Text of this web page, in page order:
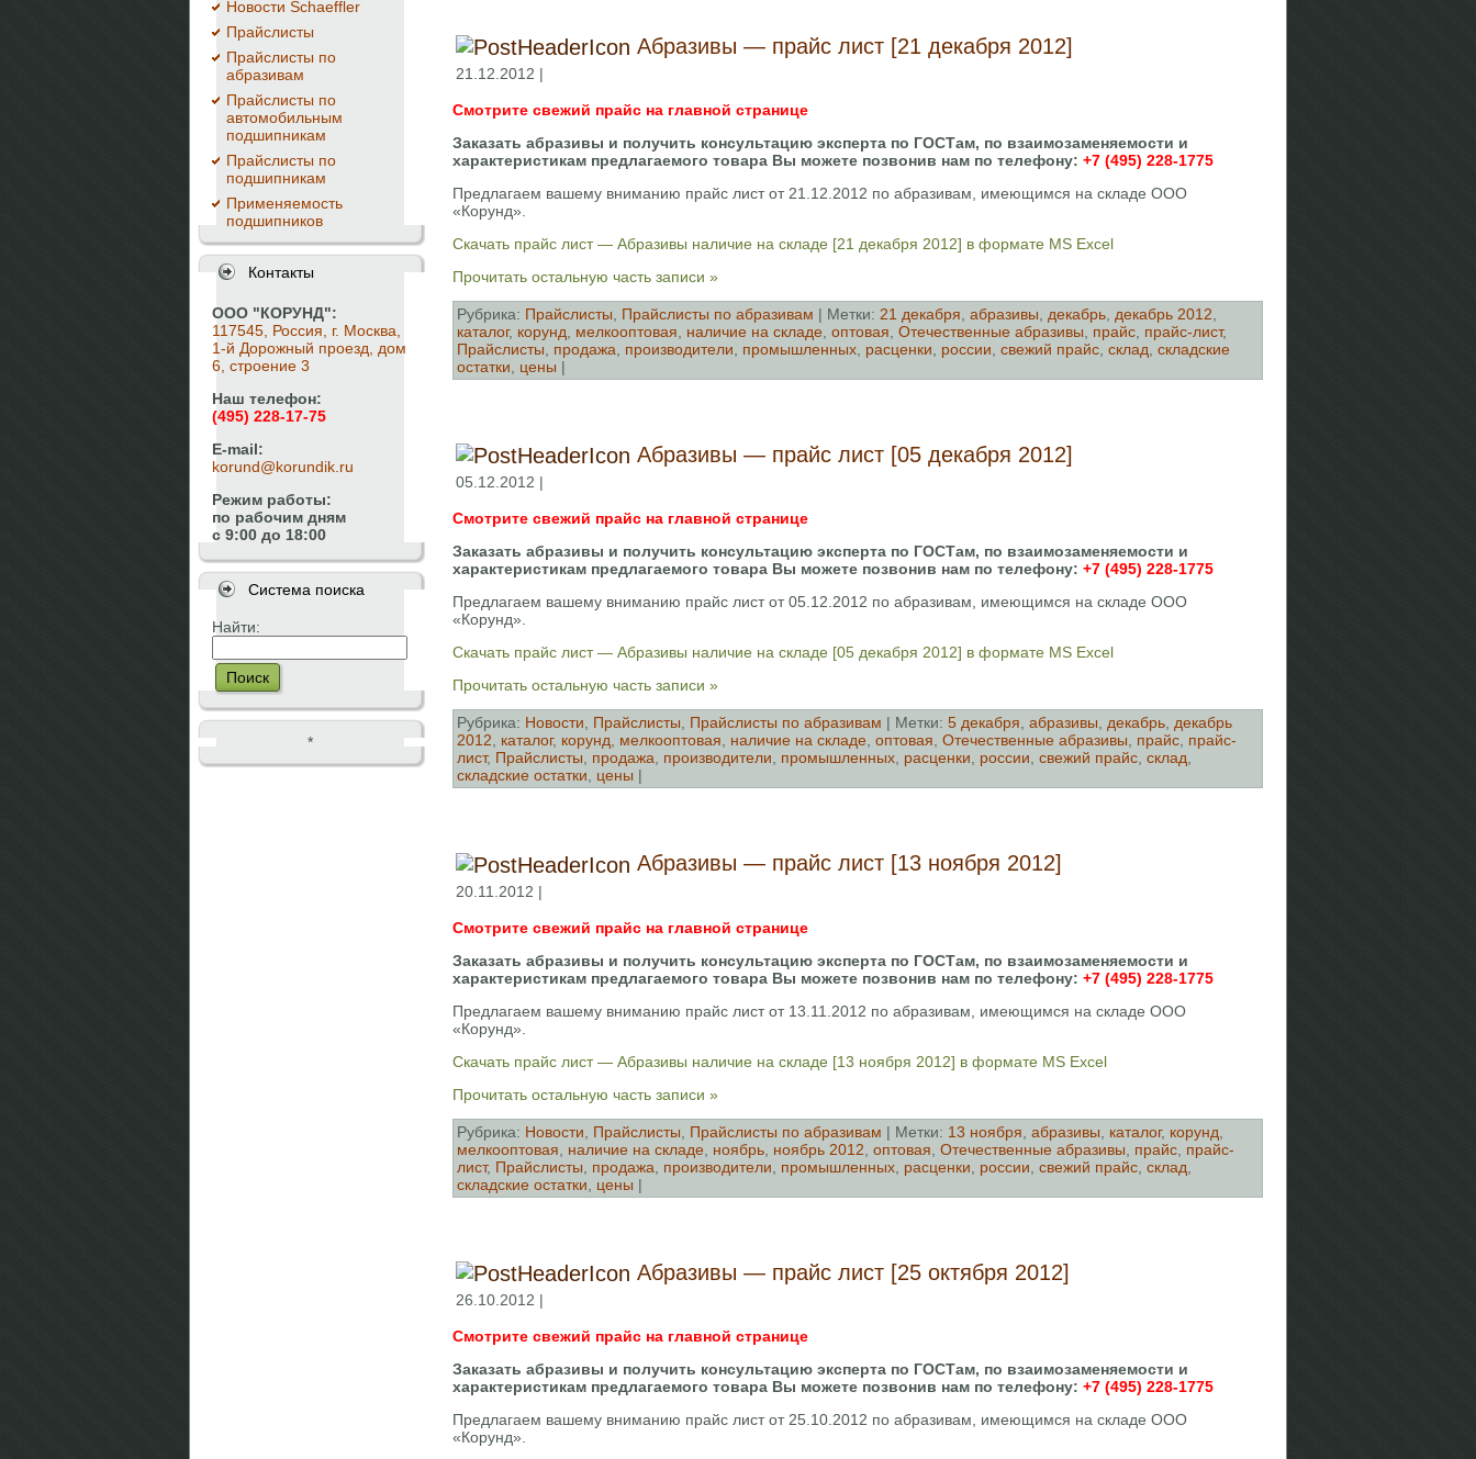
Новости Schaeffler
Прайслисты
Прайслисты по
абразивам
Прайслисты по
автомобильным
подшипникам
Прайслисты по
подшипникам
Применяемость
подшипников
Контакты
ООО "КОРУНД":
117545, Россия, г. Москва,
1-й Дорожный проезд, дом
6, строение 3
Наш телефон:
(495) 228-17-75
E-mail:
korund@korundik.ru
Режим работы:
по рабочим дням
с 9:00 до 18:00
Система поиска
Найти:
Поиск
*
Абразивы — прайс лист [21 декабря 2012]
21.12.2012 |
Смотрите свежий прайс на главной странице
Заказать абразивы и получить консультацию эксперта по ГОСТам, по взаимозаменяемости и
характеристикам предлагаемого товара Вы можете позвонив нам по телефону: +7 (495) 228-1775
Предлагаем вашему вниманию прайс лист от 21.12.2012 по абразивам, имеющимся на складе ООО
«Корунд».
Скачать прайс лист — Абразивы наличие на складе [21 декабря 2012] в формате MS Excel
Прочитать остальную часть записи »
Рубрика: Прайслисты Прайслисты по абразивам | Метки: 21 декабря абразивы декабрь декабрь 2012
каталог, корунд мелкооптовая наличие на складе оптовая Отечественные абразивы прайс прайс-лист,
Прайслисты
продажа производители промышленных расценки россии свежий прайс склад складские
остатки
цены |
Абразивы — прайс лист [05 декабря 2012]
05.12.2012 |
Смотрите свежий прайс на главной странице
Заказать абразивы и получить консультацию эксперта по ГОСТам, по взаимозаменяемости и
характеристикам предлагаемого товара Вы можете позвонив нам по телефону: +7 (495) 228-1775
Предлагаем вашему вниманию прайс лист от 05.12.2012 по абразивам, имеющимся на складе ООО
«Корунд».
Скачать прайс лист — Абразивы наличие на складе [05 декабря 2012] в формате MS Excel
Прочитать остальную часть записи »
Рубрика: Новости, Прайслисты, Прайслисты по абразивам | Метки: 5 декабря, абразивы, декабрь, декабрь
2012, каталог, корунд, мелкооптовая, наличие на складе, оптовая, Отечественные абразивы, прайс, прайс-
лист, Прайслисты, продажа, производители, промышленных, расценки, россии, свежий прайс, склад,
складские остатки, цены |
Абразивы — прайс лист [13 ноября 2012]
20.11.2012 |
Смотрите свежий прайс на главной странице
Заказать абразивы и получить консультацию эксперта по ГОСТам, по взаимозаменяемости и
характеристикам предлагаемого товара Вы можете позвонив нам по телефону: +7 (495) 228-1775
Предлагаем вашему вниманию прайс лист от 13.11.2012 по абразивам, имеющимся на складе ООО
«Корунд».
Скачать прайс лист — Абразивы наличие на складе [13 ноября 2012] в формате MS Excel
Прочитать остальную часть записи »
Рубрика: Новости Прайслисты Прайслисты по абразивам | Метки: 13 ноября абразивы каталог, корунд
мелкооптовая
наличие на складе ноябрь ноябрь 2012 оптовая Отечественные абразивы прайс прайс-
лист, Прайслисты продажа производители промышленных расценки россии свежий прайс склад
складские остатки
цены |
Абразивы — прайс лист [25 октября 2012]
26.10.2012 |
Смотрите свежий прайс на главной странице
Заказать абразивы и получить консультацию эксперта по ГОСТам, по взаимозаменяемости и
характеристикам предлагаемого товара Вы можете позвонив нам по телефону: +7 (495) 228-1775
Предлагаем вашему вниманию прайс лист от 25.10.2012 по абразивам, имеющимся на складе ООО
«Корунд».